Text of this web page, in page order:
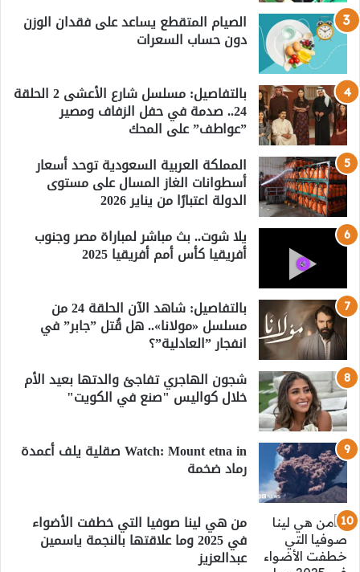
الصيام المتقطع يساعد على فقدان الوزن
دون حساب السعرات
بالتفاصيل: مسلسل شارع الأعشى 2 الحلقة
24.. صدمة في حفل الزفاف ومصير
”عواطف” على المحك
المملكة العربية السعودية توحد أسعار
أسطوانات الغاز المسال على مستوى
الدولة اعتبارًا من يناير 2026
يلا شوت.. بث مباشر لمباراة مصر وجنوب
أفريقيا كأس أمم أفريقيا 2025
بالتفاصيل: شاهد الآن الحلقة 24 من
مسلسل «مولانا».. هل قُتل ”جابر” في
انفجار ”العادلية”؟
شجون الهاجري تفاجئ والدتها بعيد الأم
خلال كواليس "صنع في الكويت"
Watch: Mount etna in صقلية يلف أعمدة
رماد ضخمة
من هي لينا صوفيا التي خطفت الأضواء
في 2025 وما علاقتها بالنجمة ياسمين
عبدالعزيز